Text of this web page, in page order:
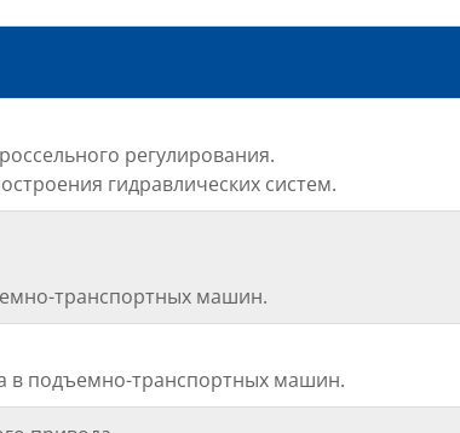
регулирования.
гидравлических систем.
транспортных машин.
в подъемно-транспортных машин.